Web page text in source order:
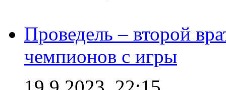
Проведель – второй
чемпионов с игры